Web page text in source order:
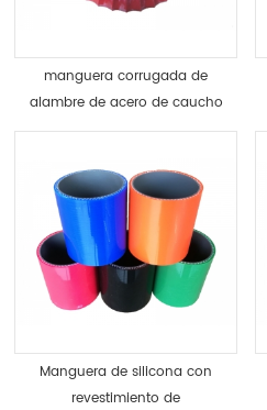
manguera corrugada de
alambre de acero de caucho
de silicona
Manguera de silicona con
revestimiento de